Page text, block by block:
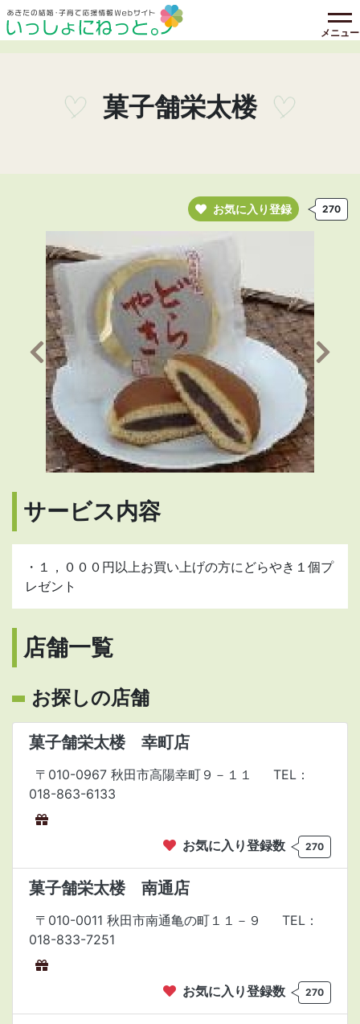
メニュー
菓子舗栄太楼
お気に入り登録 270
前の画像へ 次の
サービス内容
・１，０００円以上お買い上げの方にどらやき１個プ
レゼント
店舗一覧
お探しの店舗
菓子舗栄太楼 幸町店
〒010-0967 秋田市高陽幸町９－１１
TEL：
018-863-6133
お気に入り登録数 270
菓子舗栄太楼 南通店
〒010-0011 秋田市南通亀の町１１－９
TEL：
018-833-7251
お気に入り登録数 270